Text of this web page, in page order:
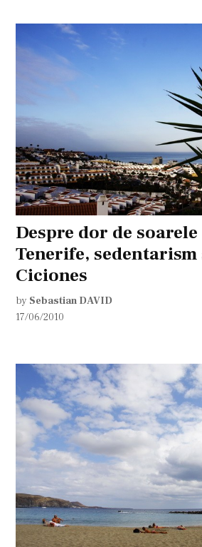
Despre dor de
Tenerife,
Ciciones
by Sebastian DAVID
17/06/2010